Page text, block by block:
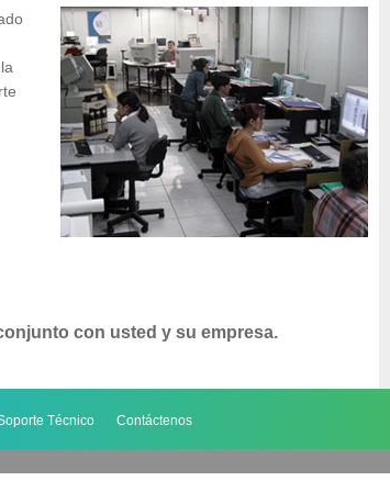
con usted y su empresa.
Técnico Contáctenos